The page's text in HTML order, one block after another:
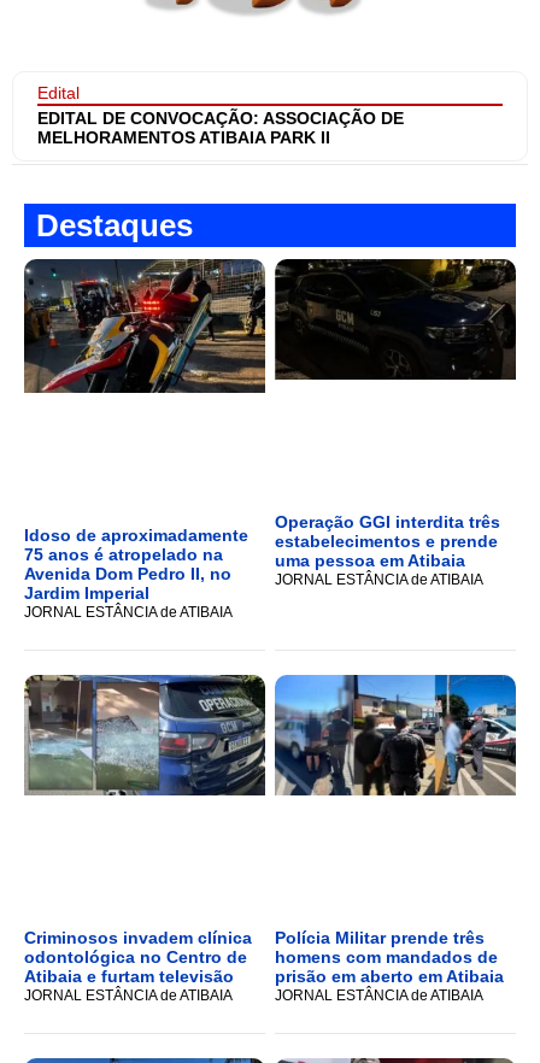
Edital
EDITAL DE CONVOCAÇÃO: ASSOCIAÇÃO DE
MELHORAMENTOS ATIBAIA PARK II
Destaques
Idoso de aproximadamente
75 anos é atropelado na
Avenida Dom Pedro II, no
Jardim Imperial
JORNAL ESTÂNCIA de ATIBAIA
Operação GGI interdita três
estabelecimentos e prende
uma pessoa em Atibaia
JORNAL ESTÂNCIA de ATIBAIA
Criminosos invadem clínica
odontológica no Centro de
Atibaia e furtam televisão
JORNAL ESTÂNCIA de ATIBAIA
Polícia Militar prende três
homens com mandados de
prisão em aberto em Atibaia
JORNAL ESTÂNCIA de ATIBAIA